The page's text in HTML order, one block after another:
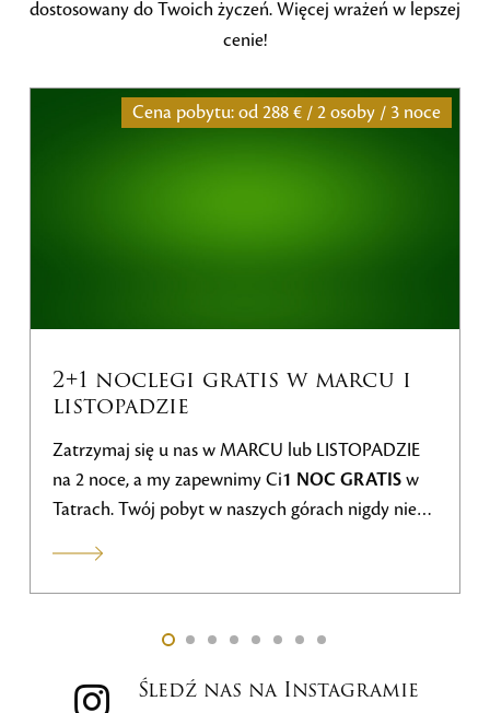
dostosowany do Twoich życzeń. Więcej wrażeń w lepszej
cenie!
noclegi gratis w marcu i
się u nas w MARCU lub LISTOPADZIE
2 noce, a my zapewnimy Ci1 NOC GRATISw
Twój pobyt w naszych górach nigdy nie
Cena pobytu: od288 € / 2 osoby / 3 noce
Śledź nas na Instagramie